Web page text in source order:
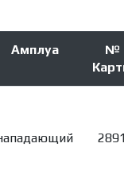
Амплуа
№
Карты
2891